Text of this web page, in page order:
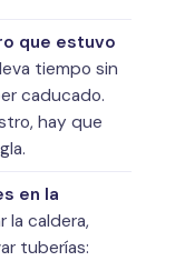
que estuvo
tiempo sin
caducado.
hay que
en la
la caldera,
tuberías: